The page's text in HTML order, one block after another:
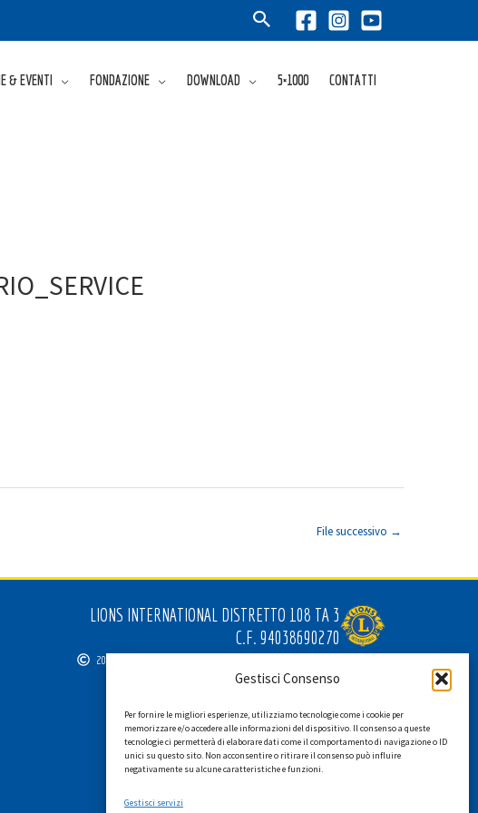
Gestisci Consenso
Per fornire le migliori esperienze, utilizziamo tecnologie come i cookie per
memorizzare e/o accedere alle informazioni del dispositivo. Il consenso a queste
tecnologie ci permetterà di elaborare dati come il comportamento di navigazione o ID
unici su questo sito. Non acconsentire o ritirare il consenso può influire
negativamente su alcune caratteristiche e funzioni.
Gestisci servizi
& EVENTI FONDAZIONE DOWNLOAD 5×1000 CONTATTI
File successivo →
LIONS INTERNATIONAL DISTRETTO 108 TA 3
C.F. 94038690270
2026